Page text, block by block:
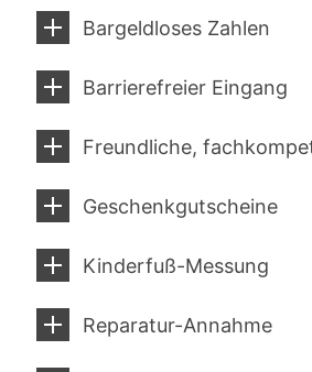
Bargeldloses Zahlen
Barrierefreier Eingang
Freundliche,
Geschenkgutscheine
Kinderfuß-Messung
Reparatur-Annahme